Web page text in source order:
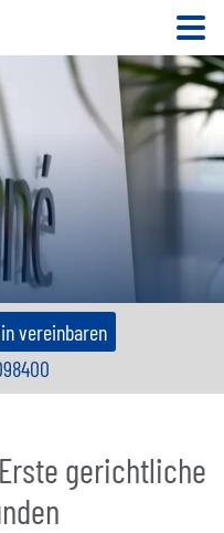
vereinbaren
gerichtliche